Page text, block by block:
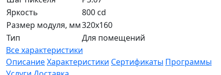
Яркость
800 cd
Размер модуля, мм320x160
Тип
Для помещений
Все характеристики
ОписаниеХарактеристики Сертификаты Программы